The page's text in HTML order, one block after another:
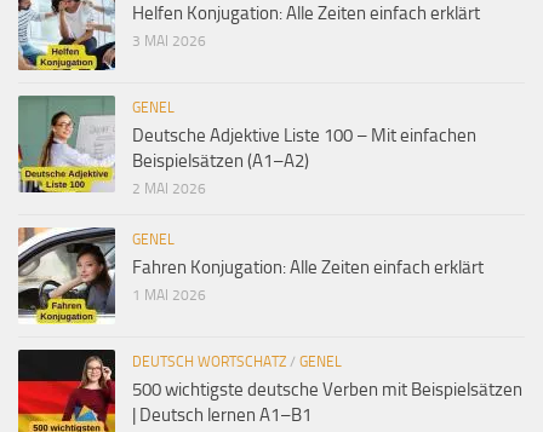
Helfen Konjugation: Alle Zeiten einfach erklärt
3 MAI 2026
GENEL
Deutsche Adjektive Liste 100 – Mit einfachen
Beispielsätzen (A1–A2)
2 MAI 2026
GENEL
Fahren Konjugation: Alle Zeiten einfach erklärt
1 MAI 2026
DEUTSCH WORTSCHATZ / GENEL
500 wichtigste deutsche Verben mit Beispielsätzen
| Deutsch lernen A1–B1